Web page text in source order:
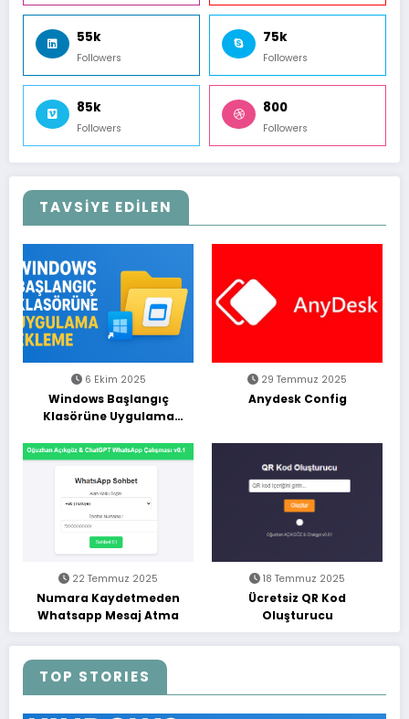
55k
Followers
75k
Followers
85k
Followers
800
Followers
TAVSİYE EDİLEN
6 Ekim 2025
Windows Başlangıç
Klasörüne Uygulama
Rehber)
29 Temmuz 2025
Anydesk Config
22 Temmuz 2025
Numara Kaydetmeden
Whatsapp Mesaj Atma
18 Temmuz 2025
Ücretsiz QR Kod
Oluşturucu
TOP STORIES